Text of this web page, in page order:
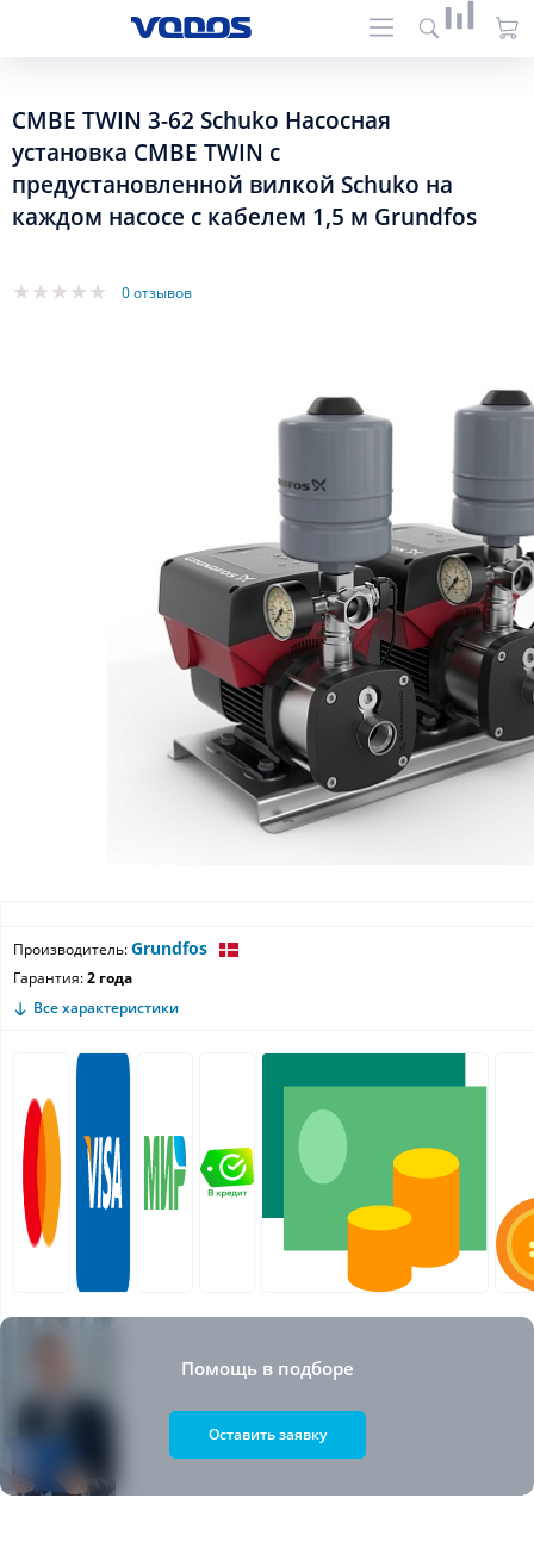
CMBE TWIN 3-62 Schuko Насосная
установка CMBE TWIN с
предустановленной вилкой Schuko на
каждом насосе с кабелем 1,5 м Grundfos
0 отзывов
Производитель:Grundfos
Гарантия:2 года
Все характеристики
Помощь в подборе
Оставить заявку